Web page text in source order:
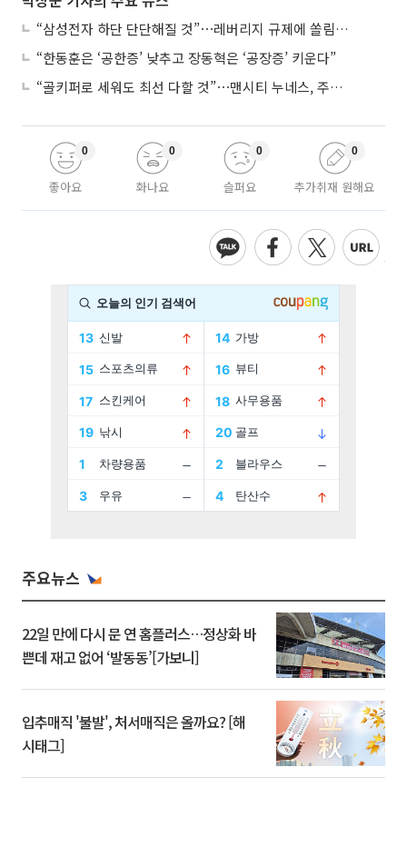
“삼성전자 하단 단단해질 것”⋯레버리지 규제에 쏠림 완화
“한동훈은 ‘공한증’ 낮추고 장동혁은 ‘공장증’ 키운다”
“골키퍼로 세워도 최선 다할 것”⋯맨시티 누네스, 주전 경쟁 각오
좋아요
0
화나요
0
슬퍼요
0
추가취재 원해요
0
주요뉴스
22일 만에 다시 문 연 홈플러스…정상화 바
쁜데 재고 없어 ‘발동동’[가보니]
입추매직 '불발', 처서매직은 올까요? [해
시태그]